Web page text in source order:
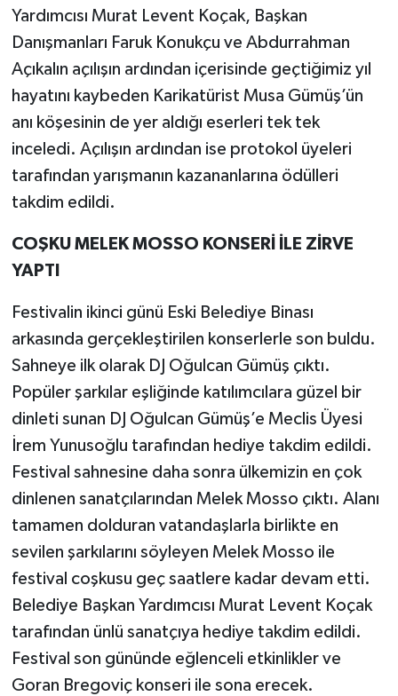
Yardımcısı Murat Levent Koçak, Başkan
Danışmanları Faruk Konukçu ve Abdurrahman
Açıkalın açılışın ardından içerisinde geçtiğimiz yıl
hayatını kaybeden Karikatürist Musa Gümüş’ün
anı köşesinin de yer aldığı eserleri tek tek
inceledi. Açılışın ardından ise protokol üyeleri
tarafından yarışmanın kazananlarına ödülleri
takdim edildi.
COŞKU MELEK MOSSO KONSERİ İLE ZİRVE
YAPTI
Festivalin ikinci günü Eski Belediye Binası
arkasında gerçekleştirilen konserlerle son buldu.
Sahneye ilk olarak DJ Oğulcan Gümüş çıktı.
Popüler şarkılar eşliğinde katılımcılara güzel bir
dinleti sunan DJ Oğulcan Gümüş’e Meclis Üyesi
İrem Yunusoğlu tarafından hediye takdim edildi.
Festival sahnesine daha sonra ülkemizin en çok
dinlenen sanatçılarından Melek Mosso çıktı. Alanı
tamamen dolduran vatandaşlarla birlikte en
sevilen şarkılarını söyleyen Melek Mosso ile
festival coşkusu geç saatlere kadar devam etti.
Belediye Başkan Yardımcısı Murat Levent Koçak
tarafından ünlü sanatçıya hediye takdim edildi.
Festival son gününde eğlenceli etkinlikler ve
Goran Bregoviç konseri ile sona erecek.